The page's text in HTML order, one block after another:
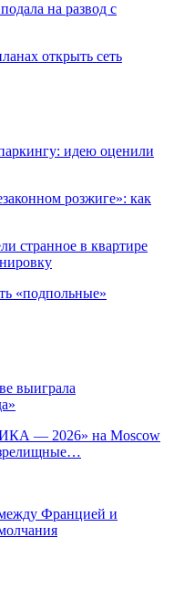
на развод с
открыть сеть
идею оценили
розжиге»: как
странное в квартире
«подпольные»
выиграла
— 2026» на Moscow
Францией и